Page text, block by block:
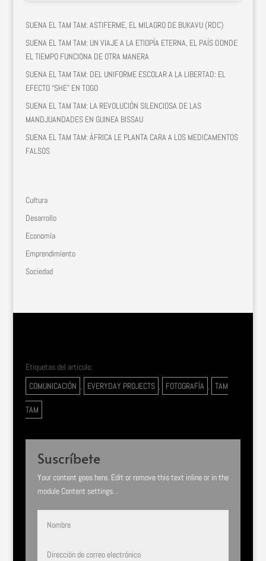
SUENA EL TAM TAM: ASTIFERME, EL MILAGRO DE BUKAVU (RDC)
SUENA EL TAM TAM: UN VIAJE A LA ETIOPÍA ETERNA, EL PAÍS DONDE
EL TIEMPO FUNCIONA DE OTRA MANERA
SUENA EL TAM TAM: DEL UNIFORME ESCOLAR A LA LIBERTAD: EL
EFECTO “SHE” EN TOGO
SUENA EL TAM TAM: LA REVOLUCIÓN SILENCIOSA DE LAS
MANDJUANDADES EN GUINEA BISSAU
SUENA EL TAM TAM: ÁFRICA LE PLANTA CARA A LOS MEDICAMENTOS
FALSOS
Cultura
Desarrollo
Economía
Emprendimiento
Sociedad
Etiquetas del articulo:
COMUNICACIÓN , EVERYDAY PROJECTS , FOTOGRAFÍA , TAM
TAM
Suscríbete
Your content goes here. Edit or remove this text inline or in the
module Content settings. .